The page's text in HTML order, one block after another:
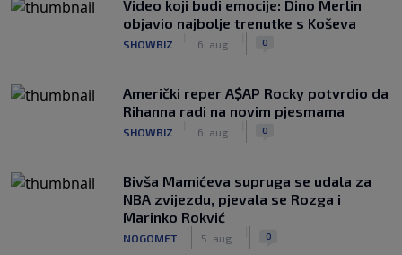
Video koji budi emocije: Dino Merlin
objavio najbolje trenutke s Koševa
SHOWBIZ 6. aug. 0
Američki reper A$AP Rocky potvrdio da
Rihanna radi na novim pjesmama
SHOWBIZ 6. aug. 0
Bivša Mamićeva supruga se udala za
NBA zvijezdu, pjevala se Rozga i
Marinko Rokvić
NOGOMET 5. aug. 0